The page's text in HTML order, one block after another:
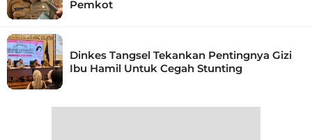
Pemkot
Dinkes Tangsel Tekankan Pentingnya Gizi
Ibu Hamil Untuk Cegah Stunting